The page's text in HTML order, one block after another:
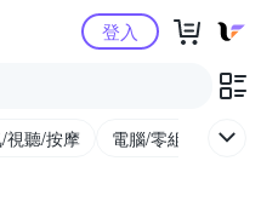
購物中心登入
視聽/按摩 電腦/零組件/週邊/